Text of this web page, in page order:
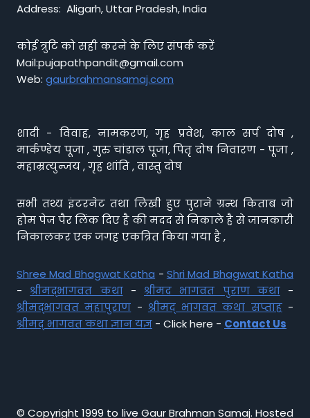
Address: Aligarh, Uttar Pradesh, India
कोई त्रुटि को सही करने के लिए संपर्क करें
Mail:pujapathpandit@gmail.com
Web: gaurbrahmansamaj.com
शादी - विवाह, नामकरण, गृह प्रवेश, काल सर्प दोष ,
मार्कण्डेय पूजा , गुरु चांडाल पूजा, पितृ दोष निवारण - पूजा ,
महाम्रत्युन्जय , गृह शांति , वास्तु दोष
सभी तथ्य इंटरनेट तथा लिखी हुए पुराने ग्रन्थ किताब जो
होम पेज पैर लिंक दिए है की मदद से निकाले है से जानकारी
निकालकर एक जगह एकत्रित किया गया है ,
Shree Mad Bhagwat Katha - Shri Mad Bhagwat Katha
- श्रीमद्भागवत कथा- श्रीमद भागवत पुराण कथा-
श्रीमद्भागवत महापुराण - श्रीमद् भागवत कथा सप्ताह-
श्रीमद् भागवत कथा ज्ञान यज्ञ - Click here - Contact Us
© Copyright 1999 to live Gaur Brahman Samaj. Hosted